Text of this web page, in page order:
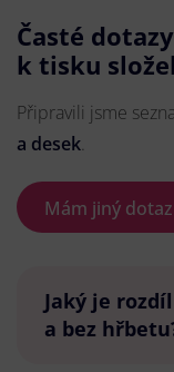
Časté dotazy
k tisku
Připravili jsme
a desek.
Mám jiný dotaz
Jaký je
a bez